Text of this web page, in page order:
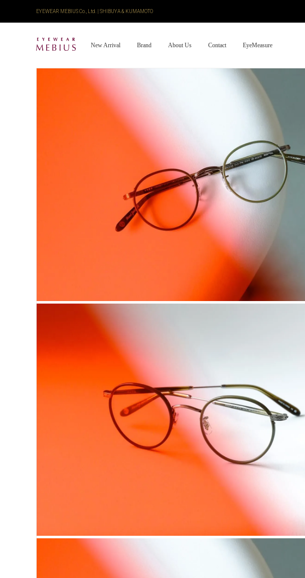
EYEWEAR MEBIUS Co., Ltd. | SHIBUYA & KUMAMOTO
New Arrival Brand About Us Contact EyeMeasure